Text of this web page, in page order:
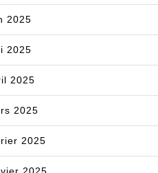
2025
2025
2025
2025
2025